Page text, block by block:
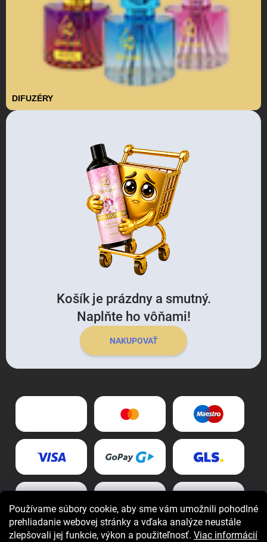
Používame súbory cookie, aby sme vám umožnili pohodlné
prehliadanie webovej stránky a vďaka analýze neustále
zlepšovali jej funkcie, výkon a použiteľnosť. Viac informácií
DIFUZÉRY
Košík je prázdny a smutný.
Naplňte ho vôňami!
NAKUPOVAŤ